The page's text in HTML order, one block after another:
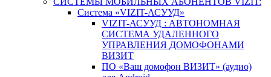
Система «VIZIT-АСУУД»
VIZIT-АСУУД : АВТОНОМНАЯ
СИСТЕМА УДАЛЕННОГО
УПРАВЛЕНИЯ ДОМОФОНАМИ
ВИЗИТ
ПО «Ваш домофон ВИЗИТ» (аудио)